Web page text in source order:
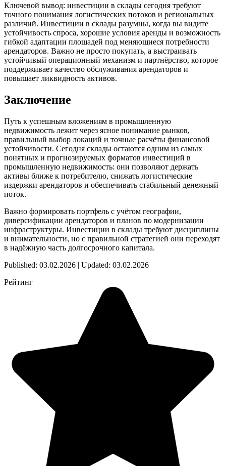
Ключевой вывод: инвестиции в склады сегодня требуют
точного понимания логистических потоков и региональных
различий. Инвестиции в склады разумны, когда вы видите
устойчивость спроса, хорошие условия аренды и возможность
гибкой адаптации площадей под меняющиеся потребности
арендаторов. Важно не просто покупать, а выстраивать
устойчивый операционный механизм и партнёрство, которое
поддерживает качество обслуживания арендаторов и
повышает ликвидность активов.
Заключение
Путь к успешным вложениям в промышленную
недвижимость лежит через ясное понимание рынков,
правильный выбор локаций и точные расчёты финансовой
устойчивости. Сегодня склады остаются одним из самых
понятных и прогнозируемых форматов инвестиций в
промышленную недвижимость: они позволяют держать
активы ближе к потребителю, снижать логистические
издержки арендаторов и обеспечивать стабильный денежный
поток.
Важно формировать портфель с учётом географии,
диверсификации арендаторов и планов по модернизации
инфраструктуры. Инвестиции в склады требуют дисциплины
и внимательности, но с правильной стратегией они переходят
в надёжную часть долгосрочного капитала.
Published: 03.02.2026 | Updated: 03.02.2026
Рейтинг